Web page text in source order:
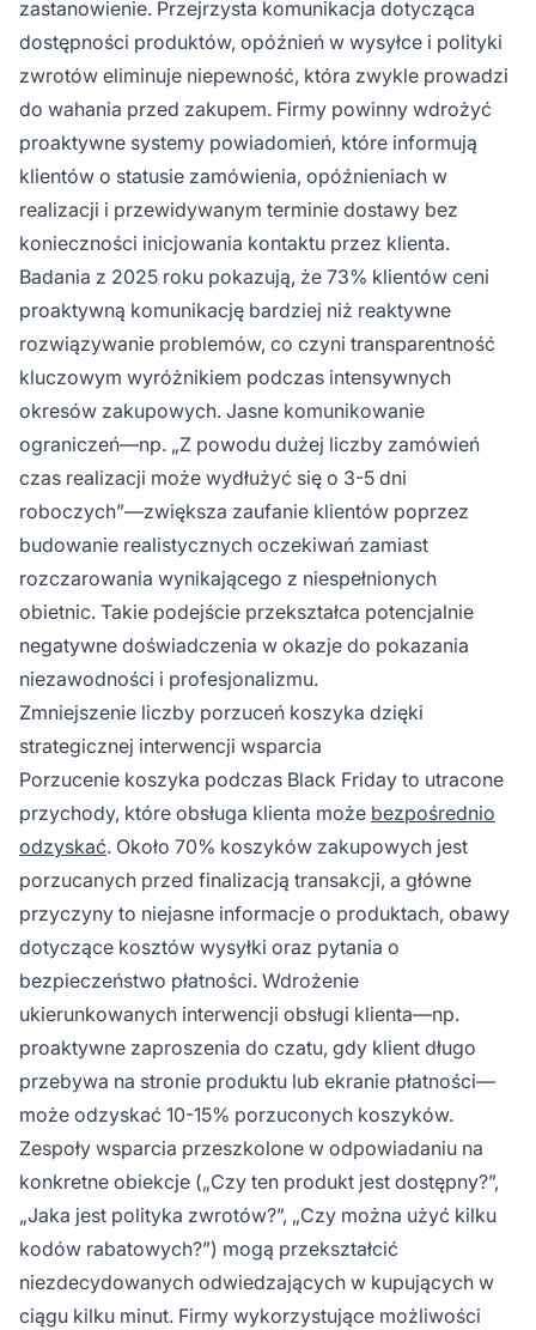
zastanowienie. Przejrzysta komunikacja dotycząca
dostępności produktów, opóźnień w wysyłce i polityki
zwrotów eliminuje niepewność, która zwykle prowadzi
do wahania przed zakupem. Firmy powinny wdrożyć
proaktywne systemy powiadomień, które informują
klientów o statusie zamówienia, opóźnieniach w
realizacji i przewidywanym terminie dostawy bez
konieczności inicjowania kontaktu przez klienta.
Badania z 2025 roku pokazują, że 73% klientów ceni
proaktywną komunikację bardziej niż reaktywne
rozwiązywanie problemów, co czyni transparentność
kluczowym wyróżnikiem podczas intensywnych
okresów zakupowych. Jasne komunikowanie
ograniczeń—np. „Z powodu dużej liczby zamówień
czas realizacji może wydłużyć się o 3-5 dni
roboczych”—zwiększa zaufanie klientów poprzez
budowanie realistycznych oczekiwań zamiast
rozczarowania wynikającego z niespełnionych
obietnic. Takie podejście przekształca potencjalnie
negatywne doświadczenia w okazje do pokazania
niezawodności i profesjonalizmu.
Zmniejszenie liczby porzuceń koszyka dzięki
strategicznej interwencji wsparcia
Porzucenie koszyka podczas Black Friday to utracone
przychody, które obsługa klienta może bezpośrednio
odzyskać. Około 70% koszyków zakupowych jest
porzucanych przed finalizacją transakcji, a główne
przyczyny to niejasne informacje o produktach, obawy
dotyczące kosztów wysyłki oraz pytania o
bezpieczeństwo płatności. Wdrożenie
ukierunkowanych interwencji obsługi klienta—np.
proaktywne zaproszenia do czatu, gdy klient długo
przebywa na stronie produktu lub ekranie płatności—
może odzyskać 10-15% porzuconych koszyków.
Zespoły wsparcia przeszkolone w odpowiadaniu na
konkretne obiekcje („Czy ten produkt jest dostępny?”,
„Jaka jest polityka zwrotów?”, „Czy można użyć kilku
kodów rabatowych?”) mogą przekształcić
niezdecydowanych odwiedzających w kupujących w
ciągu kilku minut. Firmy wykorzystujące możliwości